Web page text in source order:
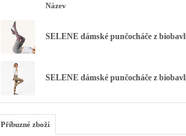
Název
SELENE dámské punčocháče z
SELENE dámské punčocháče z
Příbuzné zboží